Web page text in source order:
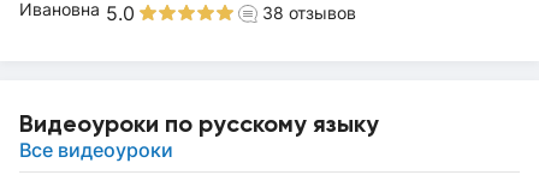
5.0 38 отзывов
Видеоуроки по русскому языку
Все видеоуроки